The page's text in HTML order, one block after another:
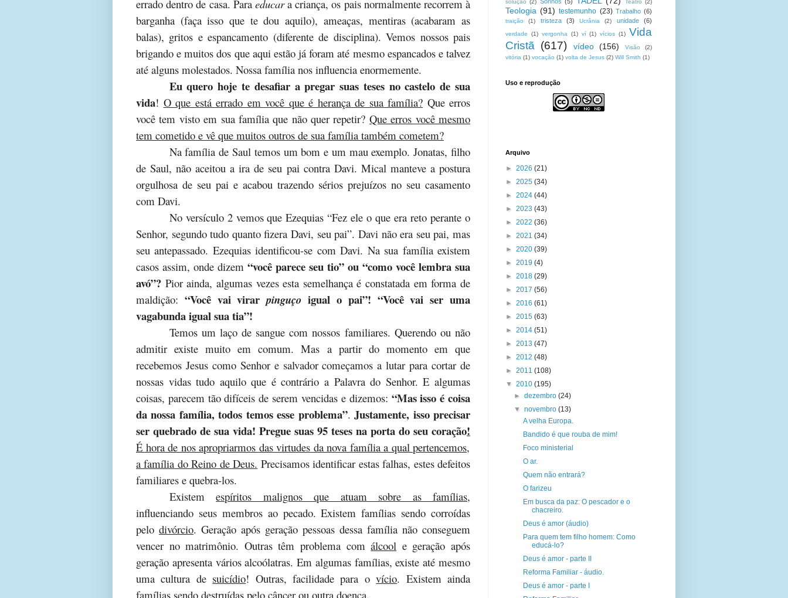
errado dentro de casa. Para educara criança, os pais normalmente recorrem à
barganha (faça isso que te dou aquilo), ameaças, mentiras (acabaram as
balas), gritos e espancamento (diferente de disciplina). Vemos nossos pais
brigando e muitos dos que aqui estão já foram até mesmo espancados e talvez
até alguns molestados. Nossa família nos influencia enormemente.
Eu quero hoje te desafiar a pregar suas teses no castelo de sua
vida! O que está errado em você que é herança de sua família? Que erros
você tem visto em sua família que não quer repetir? Que erros você mesmo
tem cometido e vê que muitos outros de sua família também cometem?
Na família de Saul temos um bom e um mau exemplo. Jonatas, filho
de Saul, não aceitou a ira de seu pai contra Davi. Mical manteve a postura
orgulhosa de seu pai e acabou trazendo sérios prejuízos no seu casamento
com Davi.
No versículo 2 vemos que Ezequias “Fez ele o que era reto perante o
Senhor, segundo tudo quanto fizera Davi, seu pai”. Davi não era seu pai, mas
seu antepassado. Ezequias identificou-se com Davi. Na sua família existem
casos assim, onde dizem “você parece seu tio” ou “como você lembra sua
avó”? Pior ainda, algumas vezes esta semelhança é constatada em forma de
maldição: “Você vai virarpinguço igual o pai”! “Você vai ser uma
vagabunda igual sua tia”!
Temos um laço de sangue com nossos familiares. Querendo ou não
admitir existe muito em comum. Mas a partir do momento em que
recebemos Jesus como Senhor e salvador começamos a lutar para cortar de
nossas vidas tudo aquilo que é contrário a Palavra do Senhor. E algumas
coisas, parecem tão difíceis de serem vencidas e dizemos: “Mas isso é coisa
da nossa família, todos temos esse problema”.Justamente, isso precisar
ser quebrado de sua vida! Pregue suas 95 teses na porta do seu coração!
É hora de nos apropriarmos das virtudes da nova família a qual pertencemos,
a família do Reino de Deus. Precisamos identificar estas falhas, estes defeitos
familiares e quebra-los.
Existemespíritos malignos que atuam sobre as famílias,
influenciando seus membros ao pecado. Existem famílias sendo corroídas
pelo divórcio. Geração após geração pessoas dessa família não conseguem
vencer no matrimônio. Outras têm problema comálcool e geração após
geração apresenta vários alcoólatras. Em algumas famílias, existe até mesmo
uma cultura de suicídio! Outras, facilidade para ovício. Existem ainda
famílias sendo destruídas pelo câncer ou outra doença.
solução (2) Teatro (2)
Teologia (91) testemunho (23) Trabalho (6)
traição (1) tristeza (3) Ucrânia (2) unidade (6)
verdade (1) vergonha (1) ví (1) vícios (1) Vida
Cristã (617) vídeo (156) Visão
(2)
vitória (1) vocação (1) volta de Jesus (2) Will Smith (1)
Uso e reprodução
Arquivo
► 2026 (21)
► 2025 (34)
► 2024 (44)
► 2023 (43)
► 2022 (36)
► 2021 (34)
► 2020 (39)
► 2019 (4)
► 2018 (29)
► 2017 (56)
► 2016 (61)
► 2015 (63)
► 2014 (51)
► 2013 (47)
► 2012 (48)
► 2011 (108)
▼ 2010 (195)
►dezembro(24)
▼novembro(13)
A velha Europa.
Bandido é que rouba de mim!
Foco ministerial
O ar.
Quem não entrará?
O farizeu
Em busca da paz: O pescador e o
chacreiro.
Deus é amor (áudio)
Para quem tem filho homem: Como
educá-lo?
Deus é amor - parte II
Reforma Familiar - áudio.
Deus é amor - parte I